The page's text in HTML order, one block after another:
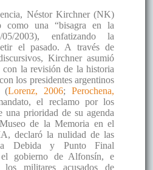
Néstor Kirchner (NK)
como una “bisagra en la
2003), enfatizando la
el pasado. A través de
Kirchner asumió
la revisión de la historia
los presidentes argentinos
(Lorenz, 2006;Perochena,
el reclamo por los
una prioridad de su agenda
de la Memoria en el
declaró la nulidad de las
Debida y Punto Final
el gobierno de Alfonsín, e
militares acusados de